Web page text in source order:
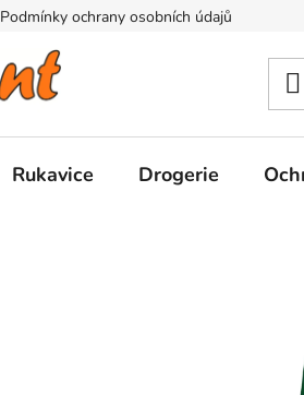
Podmínky ochrany osobních údajů
Rukavice Drogerie